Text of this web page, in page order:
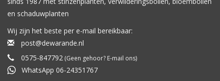
en schaduwplanten
Wij zijn het beste per e-mail bereikbaar:
post@dewarande.nl
0575-847792 (Geen gehoor? E-mail ons)
WhatsApp 06-24351767